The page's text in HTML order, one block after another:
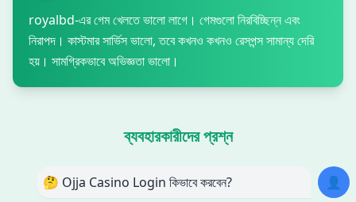
royalbd-এর গেম খেলতে ভালো লাগে। গেমগুলো নিরবিচ্ছিন্ন এবং
নিরাপদ। কাস্টমার সার্ভিস ভালো, তবে কখনও কখনও রেসপন্স সামান্য দেরি
হয়। সামগ্রিকভাবে অভিজ্ঞতা ভালো।
ব্যবহারকারীদের প্রশ্ন
🤔 Ojja Casino Login কিভাবে করবেন? 👤